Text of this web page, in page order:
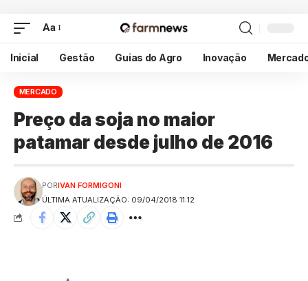
Aa
Inicial Gestão Guias do Agro Inovação
MERCADO
Preço da soja no maior
patamar desde julho de 2016
ÚLTIMA ATUALIZAÇÃO: 09/04/2018 11:12
PORIVAN FORMIGONI